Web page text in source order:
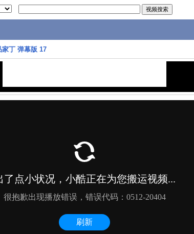
家丁 弹幕版 17